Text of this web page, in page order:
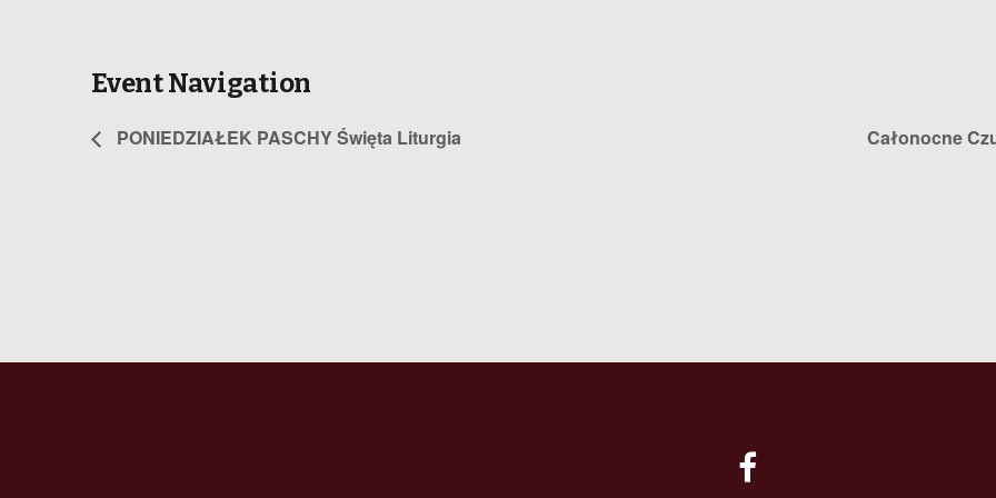
Event Navigation
PONIEDZIAŁEK PASCHY Święta Liturgia Całonocne